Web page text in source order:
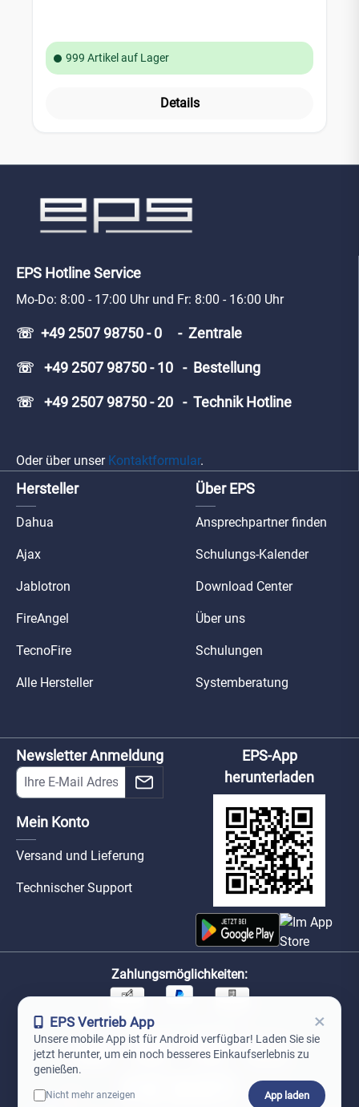
999 Artikel auf Lager
Details
EPS Hotline Service
Mo-Do: 8:00 - 17:00 Uhr und Fr: 8:00 - 16:00 Uhr
☏ +49 2507 98750 - 0 - Zentrale
☏ +49 2507 98750 - 10 - Bestellung
☏ +49 2507 98750 - 20 - Technik Hotline
Oder über unser Kontaktformular.
Hersteller
Dahua
Ajax
Jablotron
FireAngel
TecnoFire
Alle Hersteller
Über EPS
Ansprechpartner finden
Schulungs-Kalender
Download Center
Über uns
Schulungen
Systemberatung
Newsletter Anmeldung
Mein Konto
Versand und Lieferung
Technischer Support
EPS-App
herunterladen
Zahlungsmöglichkeiten:
Unsere Versandpartner:
EPS Vertrieb App ×
Unsere mobile App ist für Android verfügbar! Laden Sie sie
jetzt herunter, um ein noch besseres Einkaufserlebnis zu
genießen.
Nicht mehr anzeigen App laden